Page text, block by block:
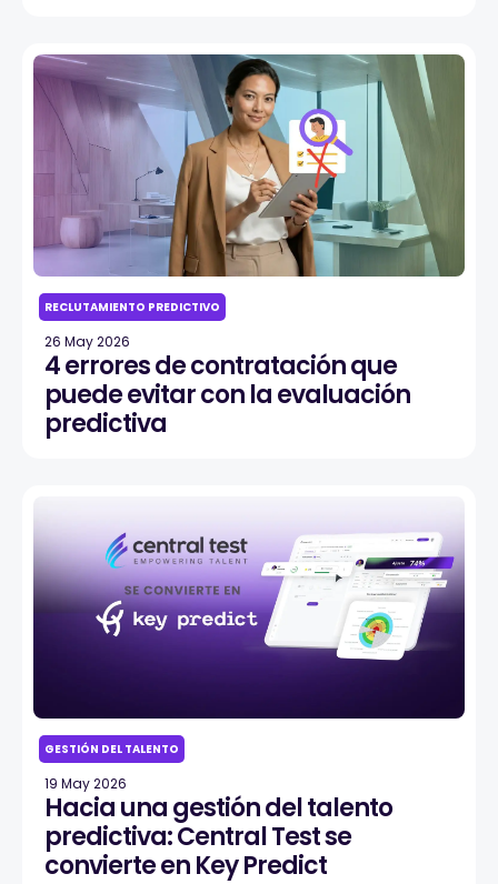
RECLUTAMIENTO PREDICTIVO
26 May 2026
4 errores de contratación que
puede evitar con la evaluación
predictiva
GESTIÓN DEL TALENTO
19 May 2026
Hacia una gestión del talento
predictiva: Central Test se
convierte en Key Predict